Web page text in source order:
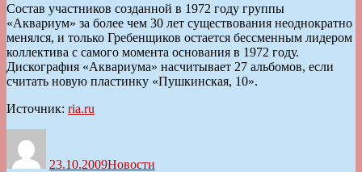
Состав участников созданной в 1972 году группы
«Аквариум» за более чем 30 лет существования неоднократно
менялся, и только Гребенщиков остается бессменным лидером
коллектива с самого момента основания в 1972 году.
Дискография «Аквариума» насчитывает 27 альбомов, если
считать новую пластинку «Пушкинская, 10».
Источник: ria.ru
23.10.2009Новости